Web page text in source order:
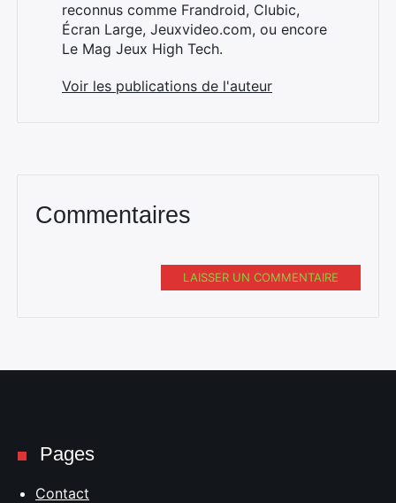
reconnus comme Frandroid, Clubic,
Écran Large, Jeuxvideo.com, ou encore
Le Mag Jeux High Tech.
Voir les publications de l'auteur
Commentaires
LAISSER UN COMMENTAIRE
Pages
Contact